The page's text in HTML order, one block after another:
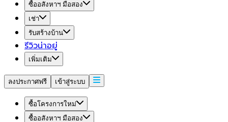
ซื้ออสังหาฯ มือสอง
เช่า
รับสร้างบ้าน
รีวิวน่าอยู่
เพิ่มเติม
ลงประกาศฟรี เข้าสู่ระบบ
ซื้อโครงการใหม่
ซื้ออสังหาฯ มือสอง